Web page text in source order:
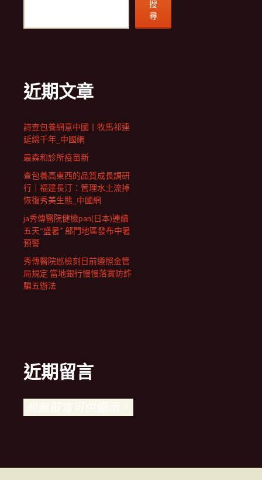
搜
尋
近期文章
詩查包養網意中國丨牧馬祁連
延綿千年_中國網
最森和診所疫苗新
查包養高東西的品質成長調研
行｜福建長汀：管理水土流掉
恢復秀美生態_中國網
ja秀傳醫院健檢pan(日本)連續
五天“盛暑” 部門地區發布中暑
預警
秀傳醫院巡檢刻日前遵照金管
局規定 當地銀行慢慢落實防詐
騙五辦法
近期留言
尚無留言可供顯示。